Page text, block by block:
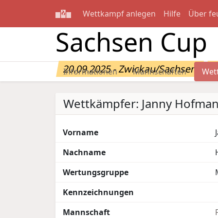
Wettkampf anlegen Hilfe Über
Sachsen Cup
20.09.2025 - Zwickau/Sachsen
Informationen Mannschaften
Wettkämpfer: Janny
Vorname
Nachname
Wertungsgruppe
Kennzeichnungen
Mannschaft